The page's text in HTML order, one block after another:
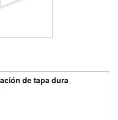
de tapa dura